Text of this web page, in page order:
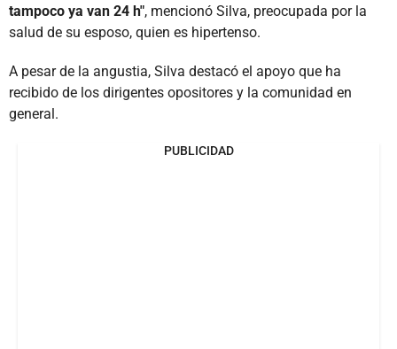
tampoco ya van 24 h", mencionó Silva, preocupada por la
salud de su esposo, quien es hipertenso.
A pesar de la angustia, Silva destacó el apoyo que ha
recibido de los dirigentes opositores y la comunidad en
general.
PUBLICIDAD